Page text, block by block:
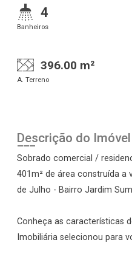
4
Banheiros
396.00 m²
A. Terreno
Descrição do Imóvel
Sobrado comercial /
401m² de área construída a
de Julho - Bairro Jardim
Conheça as características
Imobiliária selecionou para